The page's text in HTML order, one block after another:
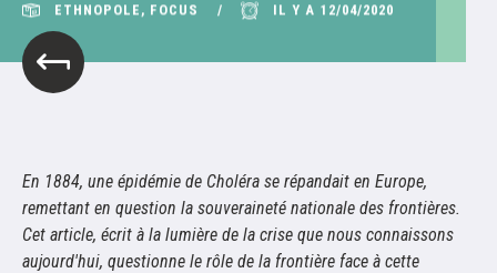
ETHNOPOLE, FOCUS IL Y A 12/04/2020
En 1884, une épidémie de Choléra se répandait en Europe,
remettant en question la souveraineté nationale des frontières.
Cet article, écrit à la lumière de la crise que nous connaissons
aujourd'hui, questionne le rôle de la frontière face à cette